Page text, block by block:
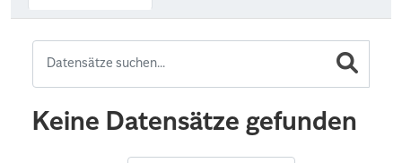
Keine Datensätze gefunden